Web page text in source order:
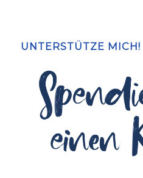
UNTERSTÜTZE MICH!